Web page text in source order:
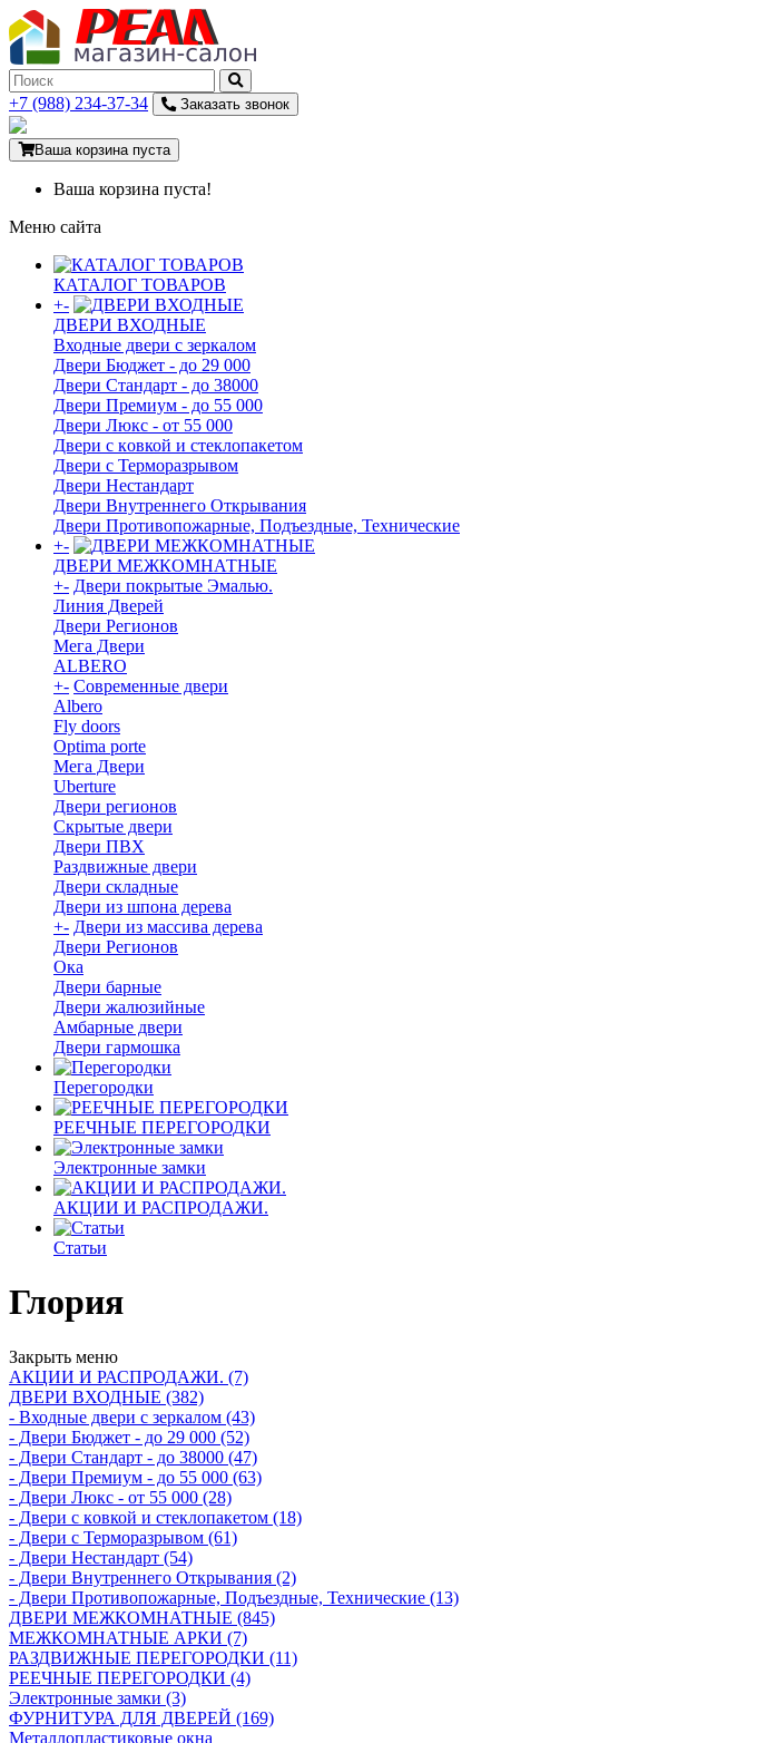
+7 (988) 234-37-34 Заказать звонок
Ваша корзина пуста
Ваша корзина пуста!
Меню сайта
КАТАЛОГ ТОВАРОВ
+-
ДВЕРИ ВХОДНЫЕ
Входные двери с зеркалом
Двери Бюджeт - до 29 000
Двери Стaндaрт - до 38000
Двери Прeмиум - до 55 000
Двери Люкс - от 55 000
Двери с кoвкой и стеклопакетом
Двери с Терморазрывом
Двери Нecтaндaрт
Двери Внутреннего Открывания
Двери Противопожарные, Подъездные, Технические
+-
ДВЕРИ МЕЖКОМНАТНЫЕ
+- Двери покрытые Эмалью.
Линия Дверей
Двери Регионов
Мега Двери
ALBERO
+- Современные двери
Albero
Fly doors
Optima porte
Мега Двери
Uberture
Двери регионов
Скрытые двери
Двери ПВХ
Раздвижные двери
Двери складные
Двери из шпона дерева
+- Двери из массива дерева
Двери Регионов
Ока
Двери барные
Двери жалюзийные
Амбарные двери
Двери гармошка
Перегородки
РЕЕЧНЫЕ ПЕРЕГОРОДКИ
Электронные замки
АКЦИИ И РАСПРОДАЖИ.
Статьи
Глория
Закрыть меню
АКЦИИ И РАСПРОДАЖИ. (7)
ДВЕРИ ВХОДНЫЕ (382)
- Входные двери с зеркалом (43)
- Двери Бюджeт - до 29 000 (52)
- Двери Стaндaрт - до 38000 (47)
- Двери Прeмиум - до 55 000 (63)
- Двери Люкс - от 55 000 (28)
- Двери с кoвкой и стеклопакетом (18)
- Двери с Терморазрывом (61)
- Двери Нecтaндaрт (54)
- Двери Внутреннего Открывания (2)
- Двери Противопожарные, Подъездные, Технические (13)
ДВЕРИ МЕЖКОМНАТНЫЕ (845)
МЕЖКОМНАТНЫЕ АРКИ (7)
РАЗДВИЖНЫЕ ПЕРЕГОРОДКИ (11)
РЕЕЧНЫЕ ПЕРЕГОРОДКИ (4)
Электронные замки (3)
ФУРНИТУРА ДЛЯ ДВЕРЕЙ (169)
Металлопластиковые окна